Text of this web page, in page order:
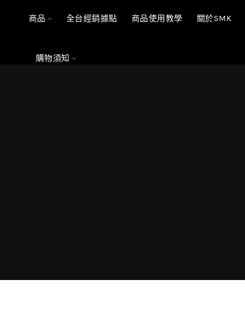
商品 全台經銷據點 商品使用教學 關於SMK
購物須知